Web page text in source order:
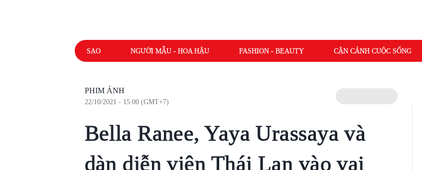
SAO NGƯỜI MẪU - HOA HẬU FASHION - BEAUTY CẬN CẢNH CUỘC SỐNG
PHIM ẢNH
22/10/2021 - 15:00 (GMT+7)
Bella Ranee, Yaya Urassaya và
dàn diễn viên Thái Lan vào vai